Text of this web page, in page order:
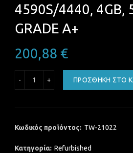
4590S/4440, 4GB,
GRADE A+
200,88 €
ΠΡΟΣΘΉΚΗ ΣΤΟ
Κωδικός προϊόντος: TW-21022
Κατηγορία: Refurbished